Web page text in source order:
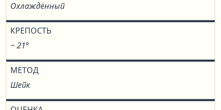
Охлаждённый
КРЕПОСТЬ
~ 21°
МЕТОД
Шейк